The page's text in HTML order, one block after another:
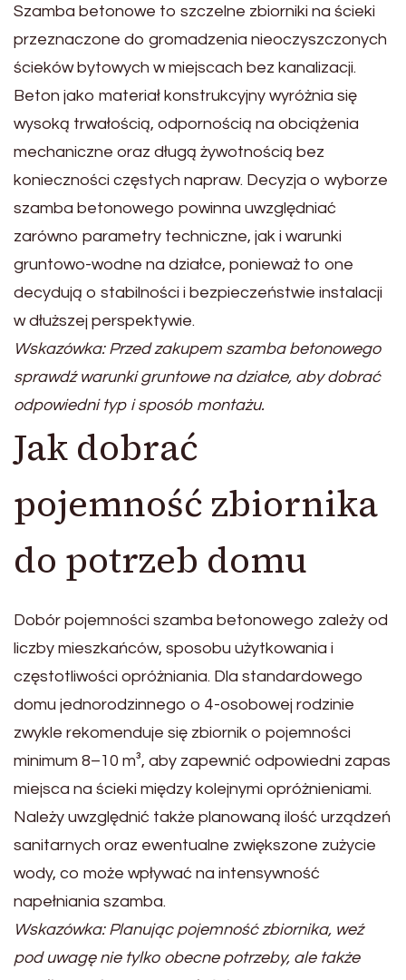
Szamba betonowe to szczelne zbiorniki na ścieki
przeznaczone do gromadzenia nieoczyszczonych
ścieków bytowych w miejscach bez kanalizacji.
Beton jako materiał konstrukcyjny wyróżnia się
wysoką trwałością, odpornością na obciążenia
mechaniczne oraz długą żywotnością bez
konieczności częstych napraw. Decyzja o wyborze
szamba betonowego powinna uwzględniać
zarówno parametry techniczne, jak i warunki
gruntowo-wodne na działce, ponieważ to one
decydują o stabilności i bezpieczeństwie instalacji
w dłuższej perspektywie.
Wskazówka: Przed zakupem szamba betonowego
sprawdź warunki gruntowe na działce, aby dobrać
odpowiedni typ i sposób montażu.
Jak dobrać
pojemność zbiornika
do potrzeb domu
Dobór pojemności szamba betonowego zależy od
liczby mieszkańców, sposobu użytkowania i
częstotliwości opróżniania. Dla standardowego
domu jednorodzinnego o 4-osobowej rodzinie
zwykle rekomenduje się zbiornik o pojemności
minimum 8–10 m³, aby zapewnić odpowiedni zapas
miejsca na ścieki między kolejnymi opróżnieniami.
Należy uwzględnić także planowaną ilość urządzeń
sanitarnych oraz ewentualne zwiększone zużycie
wody, co może wpływać na intensywność
napełniania szamba.
Wskazówka: Planując pojemność zbiornika, weź
pod uwagę nie tylko obecne potrzeby, ale także